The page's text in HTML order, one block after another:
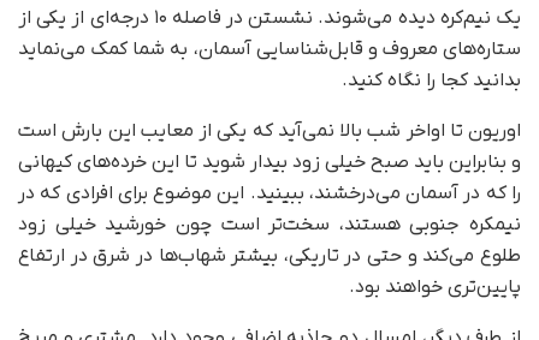
یک نیم‌کره دیده می‌شوند. نشستن در فاصله ۱۰ درجه‌ای از یکی از
ستاره‌های معروف و قابل‌شناسایی آسمان، به شما کمک می‌نماید
بدانید کجا را نگاه کنید.
اوریون تا اواخر شب بالا نمی‌آید که یکی از معایب این بارش است
و بنابراین باید صبح خیلی زود بیدار شوید تا این خرده‌های کیهانی
را که در آسمان می‌درخشند، ببینید. این موضوع برای افرادی که در
نیمکره جنوبی هستند، سخت‌تر است چون خورشید خیلی زود
طلوع می‌کند و حتی در تاریکی، بیشتر شهاب‌ها در شرق در ارتفاع
پایین‌تری خواهند بود.